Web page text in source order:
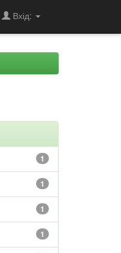
Вхід:
1
1
1
1